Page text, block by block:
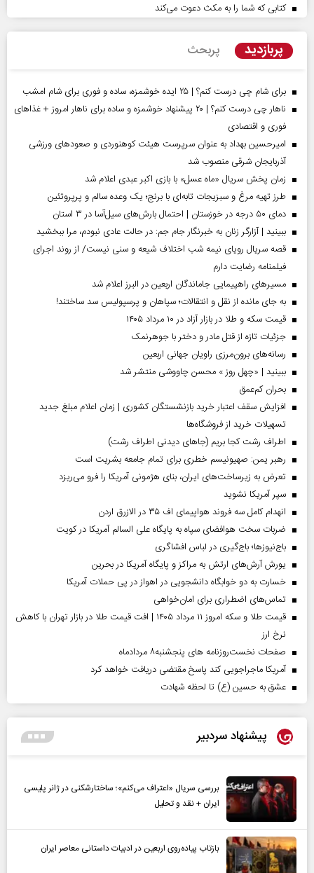
کتابی که شما را به مکث دعوت می‌کند
پربازدید پربحث
برای شام چی درست کنم؟ | ۲۵ ایده خوشمزه، ساده و فوری برای شام امشب
ناهار چی درست کنم؟ | ۲۰ پیشنهاد خوشمزه و ساده برای ناهار امروز + غذاهای
فوری و اقتصادی
امیرحسین بهداد به عنوان سرپرست هیئت کوهنوردی و صعودهای ورزشی
آذربایجان شرقی منصوب شد
زمان پخش سریال «ماه عسل» با بازی اکبر عبدی اعلام شد
طرز تهیه مرغ و سبزیجات تابه‌ای با برنج؛ یک وعده سالم و پرپروتئین
دمای ۵۰ درجه در خوزستان | احتمال بارش‌های سیل‌آسا در ۳ استان
ببینید | آزارگر زنان به خبرنگار جام جم: در حالت عادی نبودم، مرا ببخشید
قصه سریال رویای نیمه شب اختلاف شیعه و سنی نیست/ از روند اجرای
فیلمنامه رضایت دارم
مسیر‌های راهپیمایی جاماندگان اربعین در البرز اعلام شد
به جای مانده از نقل و انتقالات؛ سپاهان و پرسپولیس سد ساختند!
قیمت سکه و طلا در بازار آزاد در ۱۰ مرداد ۱۴۰۵
جزئیات تازه از قتل مادر و دختر با جوهرنمک
رسانه‌های برون‌مرزی راویان جهانی اربعین
ببینید | «چهل روز » محسن چاووشی منتشر شد
بحران کم‌عمق
افزایش سقف اعتبار خرید بازنشستگان کشوری | زمان اعلام مبلغ جدید
تسهیلات خرید از فروشگاه‌ها
اطراف رشت کجا بریم (جاهای دیدنی اطراف رشت)
رهبر یمن: صهیونیسم خطری برای تمام جامعه بشریت است
تعرض به زیرساخت‌های ایران، بنای هژمونی آمریکا را فرو می‌ریزد
سپر آمریکا نشوید
انهدام کامل سه فروند هواپیمای اف ۳۵ در الازرق اردن
ضربات سخت هوافضای سپاه به پایگاه علی السالم آمریکا در کویت
باج‌نیوزها؛ باج‌گیری در لباس افشاگری
یورش آرش‌های ارتش به مراکز و پایگاه‌ آمریکا در بحرین
خسارت به دو خوابگاه دانشجویی در اهواز در پی حملات آمریکا
تماس‌های اضطراری برای امان‌‌خواهی
قیمت طلا و سکه امروز ۱۱ مرداد ۱۴۰۵ | افت قیمت طلا در بازار تهران با کاهش
نرخ ارز
صفحات نخست‌روزنامه ها‌ی پنجشنبه‌۸ مردادماه
آمریکا ماجراجویی کند پاسخ مقتضی دریافت خواهد کرد
عشق به حسین (ع) تا لحظه شهادت
پیشنهاد سردبیر
بررسی سریال «اعتراف می‌کنم»؛ ساختارشکنی در ژانر پلیسی
ایران + نقد و تحلیل
بازتاب پیاده‌روی اربعین در ادبیات داستانی معاصر ایران